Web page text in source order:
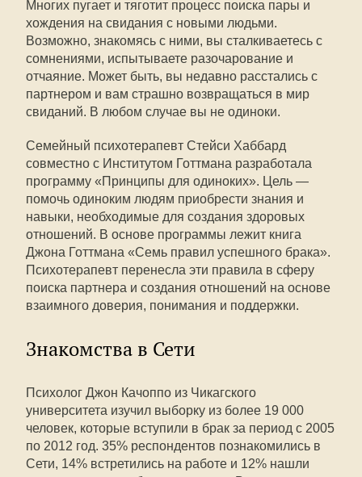
Многих пугает и тяготит процесс поиска пары и
хождения на свидания с новыми людьми.
Возможно, знакомясь с ними, вы сталкиваетесь с
сомнениями, испытываете разочарование и
отчаяние. Может быть, вы недавно расстались с
партнером и вам страшно возвращаться в мир
свиданий. В любом случае вы не одиноки.
Семейный психотерапевт Стейси Хаббард
совместно с Институтом Готтмана разработала
программу «Принципы для одиноких». Цель —
помочь одиноким людям приобрести знания и
навыки, необходимые для создания здоровых
отношений. В основе программы лежит книга
Джона Готтмана «Семь правил успешного брака».
Психотерапевт перенесла эти правила в сферу
поиска партнера и создания отношений на основе
взаимного доверия, понимания и поддержки.
Знакомства в Сети
Психолог Джон Качоппо из Чикагского
университета изучил выборку из более 19 000
человек, которые вступили в брак за период с 2005
по 2012 год. 35% респондентов познакомились в
Сети, 14% встретились на работе и 12% нашли